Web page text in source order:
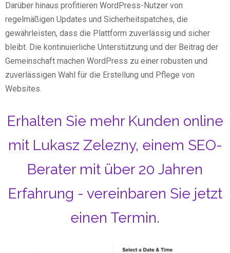
Darüber hinaus profitieren WordPress-Nutzer von
regelmäßigen Updates und Sicherheitspatches, die
gewährleisten, dass die Plattform zuverlässig und sicher
bleibt. Die kontinuierliche Unterstützung und der Beitrag der
Gemeinschaft machen WordPress zu einer robusten und
zuverlässigen Wahl für die Erstellung und Pflege von
Websites.
Erhalten Sie mehr Kunden online
mit Lukasz Zelezny, einem SEO-
Berater mit über 20 Jahren
Erfahrung - vereinbaren Sie jetzt
einen Termin.